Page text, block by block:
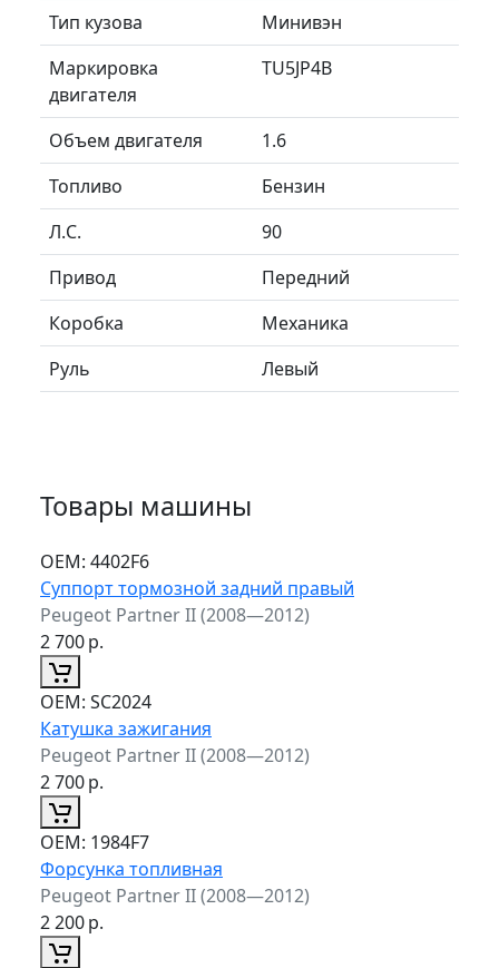
Тип кузова
Минивэн
Маркировка
двигателя
TU5JP4B
Объем двигателя
1.6
Топливо
Бензин
Л.C.
90
Привод
Передний
Коробка
Механика
Руль
Левый
Товары машины
ОЕМ: 4402F6
Суппорт тормозной задний правый
Peugeot Partner II (2008—2012)
2 700р.
ОЕМ: SC2024
Катушка зажигания
Peugeot Partner II (2008—2012)
2 700р.
ОЕМ: 1984F7
Форсунка топливная
Peugeot Partner II (2008—2012)
2 200р.